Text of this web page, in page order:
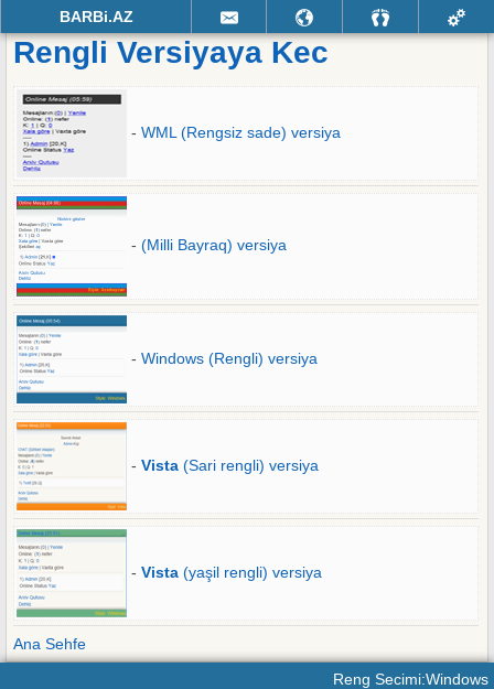
BARBi.AZ
Rengli Versiyaya Kec
- WML (Rengsiz sade) versiya
- (Milli Bayraq) versiya
- Windows (Rengli) versiya
- Vista (Sari rengli) versiya
- Vista (yaşil rengli) versiya
Ana Sehfe
Reng Secimi:Windows